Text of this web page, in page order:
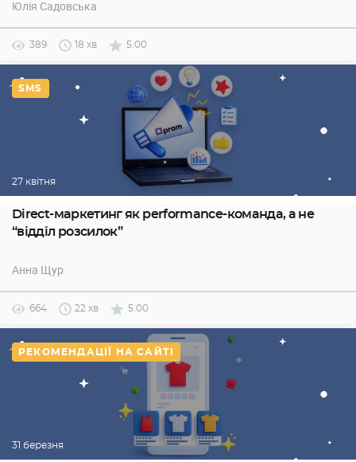
Юлія Садовська
389 18 хв 5.00
SMS
27 квітня
Direct-маркетинг як performance-команда, а не
“відділ розсилок”
Анна Щур
664 22 хв 5.00
РЕКОМЕНДАЦІЇ НА САЙТІ
31 березня